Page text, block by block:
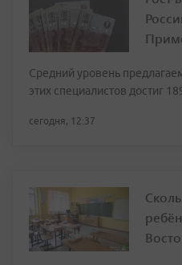
Средний уровень
этих специалистов достиг
сегодня, 12:37